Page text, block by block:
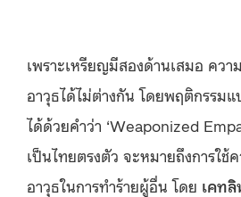
เพราะเหรียญมีสองด้านเสมอ ควา
อาวุธได้ไม่ต่างกัน โดยพฤติกรรม
ได้ด้วยคำว่า ‘Weaponized
เป็นไทยตรงตัว จะหมายถึงการใช้
อาวุธในการทำร้ายผู้อื่น โดย เคท